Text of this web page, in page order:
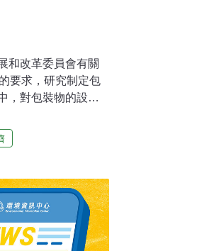
和改革委員會有關
要求，研究制定包
，對包裝物的設
廠價格的15％，超
超出30％。國家發
利用商品過度包裝